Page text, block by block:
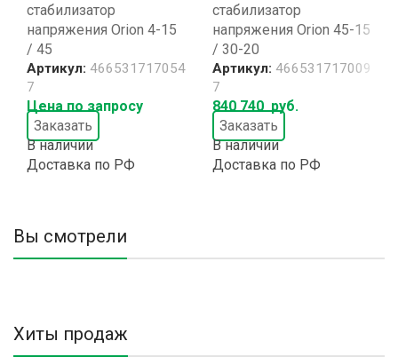
стабилизатор
напряжения Orion 4-15
/ 45
Артикул: 466531717054
7
Цена по запросу
Заказать
В наличии
Доставка по РФ
стабилизатор
напряжения Orion 45-15
/ 30-20
Артикул: 466531717009
7
840 740 руб.
Заказать
В наличии
Доставка по РФ
Вы смотрели
Хиты продаж